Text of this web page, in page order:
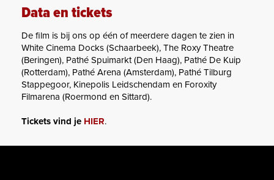
Data en tickets
De film is bij ons op één of meerdere dagen te zien in
White Cinema Docks (Schaarbeek), The Roxy Theatre
(Beringen), Pathé Spuimarkt (Den Haag), Pathé De Kuip
(Rotterdam), Pathé Arena (Amsterdam), Pathé Tilburg
Stappegoor, Kinepolis Leidschendam en Foroxity
Filmarena (Roermond en Sittard).
Tickets vind je HIER.